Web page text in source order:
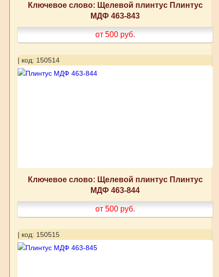
Ключевое слово: Щелевой плинтус Плинтус
МДФ 463-843
от 500 руб.
| код: 150514
Ключевое слово: Щелевой плинтус Плинтус
МДФ 463-844
от 500 руб.
| код: 150515